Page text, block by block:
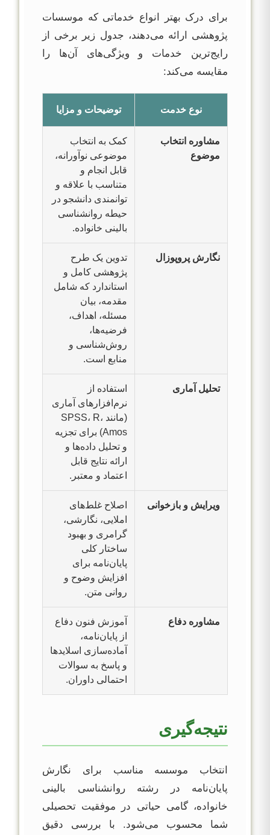
برای درک بهتر انواع خدماتی که موسسات
پژوهشی ارائه می‌دهند، جدول زیر برخی از
رایج‌ترین خدمات و ویژگی‌های آن‌ها را
مقایسه می‌کند:
نوع خدمت توضیحات و مزایا
مشاوره انتخاب
موضوع
کمک به انتخاب
موضوعی نوآورانه،
قابل انجام و
متناسب با علاقه و
توانمندی دانشجو در
حیطه روانشناسی
بالینی خانواده.
نگارش پروپوزال
تدوین یک طرح
پژوهشی کامل و
استاندارد که شامل
مقدمه، بیان
مسئله، اهداف،
فرضیه‌ها،
روش‌شناسی و
منابع است.
تحلیل آماری
استفاده از
نرم‌افزارهای آماری
(مانند SPSS، R،
Amos) برای تجزیه
و تحلیل داده‌ها و
ارائه نتایج قابل
اعتماد و معتبر.
ویرایش و بازخوانی
اصلاح غلط‌های
املایی، نگارشی،
گرامری و بهبود
ساختار کلی
پایان‌نامه برای
افزایش وضوح و
روانی متن.
مشاوره دفاع
آموزش فنون دفاع
از پایان‌نامه،
آماده‌سازی اسلایدها
و پاسخ به سوالات
احتمالی داوران.
نتیجه‌گیری
انتخاب موسسه مناسب برای نگارش
پایان‌نامه در رشته روانشناسی بالینی
خانواده، گامی حیاتی در موفقیت تحصیلی
شما محسوب می‌شود. با بررسی دقیق